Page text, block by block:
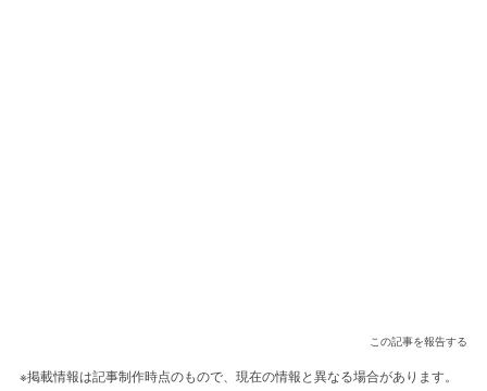
この記事を報告する
※掲載情報は記事制作時点のもので、現在の情報と異なる場合があります。